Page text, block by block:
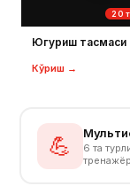
20
Югуриш тасмаси
Кўриш →
💪
6 та
тренажёр